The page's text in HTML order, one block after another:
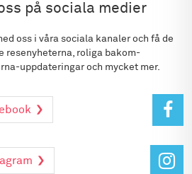
på sociala medier
oss i våra sociala kanaler och få de
resenyheterna, roliga bakom-
uppdateringar och mycket mer.